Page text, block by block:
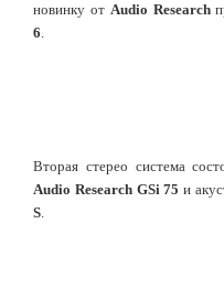
новинку от Audio Research
6.
Вторая стерео система
Audio Research GSi 75 и
S.